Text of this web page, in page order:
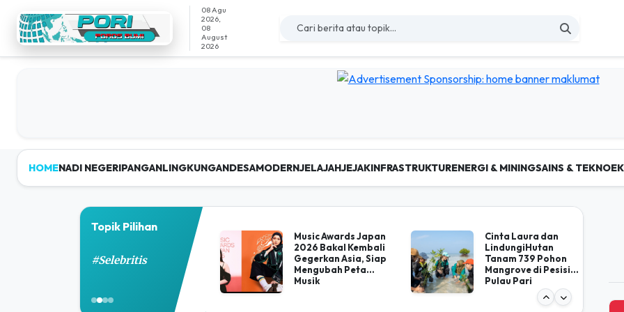
08 Agu
2026,
08
August
2026
HOMENADI NEGERIPANGANLINGKUNGANDESAMODERNJELAJAHJEJAKINFRASTRUKTURENERGI & MININGSAINS & TEKNO
Porosbumi - Portal Berita Nasional Terkini
Topik Pilihan
#Selebritis
Music Awards Japan
2026 Bakal Kembali
Gegerkan Asia, Siap
Mengubah Peta
Musik
Cinta Laura dan
LindungiHutan
Tanam 739 Pohon
Mangrove di Pesisir
Pulau Pari